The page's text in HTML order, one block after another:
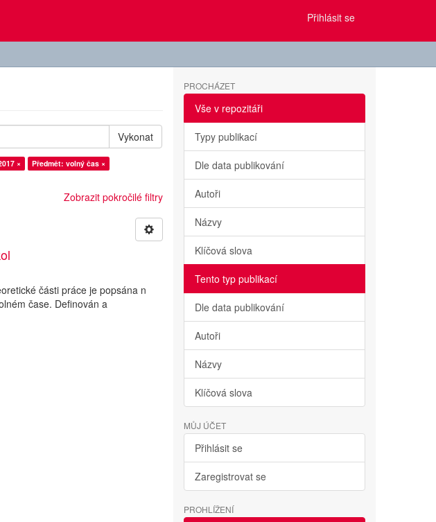
Přihlásit se
Vykonat
×
Předmět: volný čas ×
Zobrazit pokročilé filtry
části práce je popsána n
čase. Definován a
PROCHÁZET
Vše v repozitáři
Typy publikací
Dle data publikování
Autoři
Názvy
Klíčová slova
Tento typ publikací
Dle data publikování
Autoři
Názvy
Klíčová slova
MŮJ ÚČET
Přihlásit se
Zaregistrovat se
PROHLÍŽENÍ